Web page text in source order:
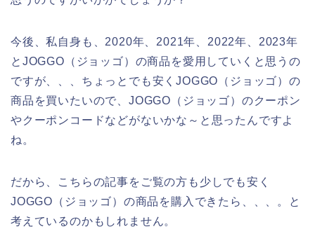
今後、私自身も、2020年、2021年、2022年、2023年
とJOGGO（ジョッゴ）の商品を愛用していくと思うの
ですが、、、ちょっとでも安くJOGGO（ジョッゴ）の
商品を買いたいので、JOGGO（ジョッゴ）のクーポン
やクーポンコードなどがないかな～と思ったんですよ
ね。
だから、こちらの記事をご覧の方も少しでも安く
JOGGO（ジョッゴ）の商品を購入できたら、、、。と
考えているのかもしれません。